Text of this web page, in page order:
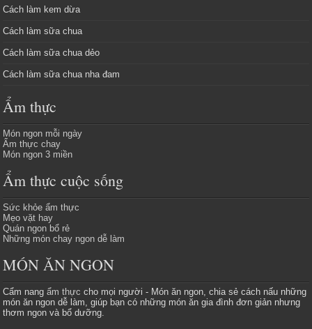
Cách làm kem dừa
Cách làm sữa chua
Cách làm sữa chua dẻo
Cách làm sữa chua nha đam
Ẩm thực
Món ngon mỗi ngày
Ẩm thực chay
Món ngon 3 miền
Ẩm thực cuộc sống
Sức khỏe ẩm thực
Mẹo vặt hay
Quán ngon bổ rẻ
Những món chay ngon dễ làm
MÓN ĂN NGON
Cẩm nangẩm thực cho mọi người - Món ăn ngon, chia sẻ cách nấu những
món ăn ngon dễ làm, giúp bạn có những món ăn gia đình đơn giản nhưng
thơm ngon và bổ dưỡng.